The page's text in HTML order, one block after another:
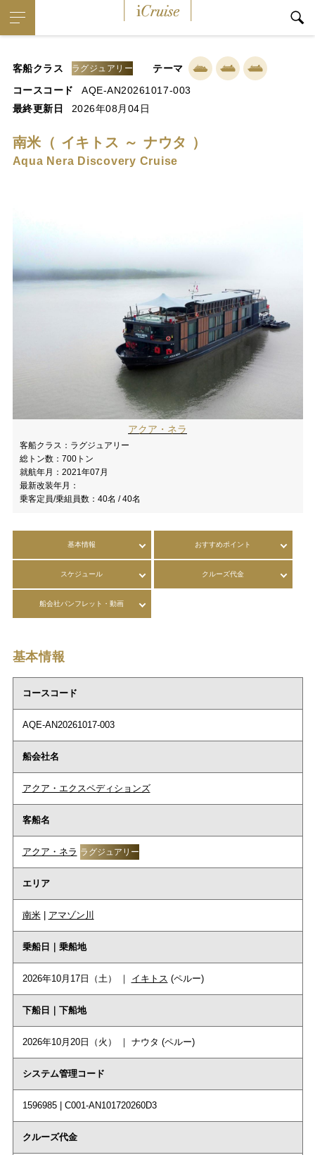
客船クラス ラグジュアリー
テーマ
コースコード
AQE-AN20261017-003
最終更新日
2026年08月04日
南米（ イキトス ～ ナウタ ）
Aqua Nera Discovery Cruise
アクア・ネラ
客船クラス： ラグジュアリー
総トン数： 700トン
就航年月： 2021年07月
最新改装年月：
乗客定員/乗組員数： 40名 / 40名
基本情報 おすすめポイント
スケジュール クルーズ代金
船会社パンフレット・動画
基本情報
コースコード
AQE-AN20261017-003
船会社名
アクア・エクスペディションズ
客船名
アクア・ネラ ラグジュアリー
エリア
南米| アマゾン川
乗船日｜乗船地
2026年10月17日（土） ｜ イキトス (ペルー)
下船日｜下船地
2026年10月20日（火） ｜ ナウタ (ペルー)
システム管理コード
1596985 | C001-AN101720260D3
クルーズ代金